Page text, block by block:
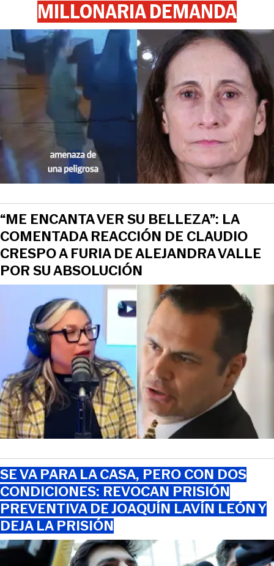
MILLONARIA DEMANDA
“ME ENCANTA VER SU BELLEZA”: LA
COMENTADA REACCIÓN DE CLAUDIO
CRESPO A FURIA DE ALEJANDRA VALLE
POR SU ABSOLUCIÓN
SE VA PARA LA CASA, PERO CON DOS
CONDICIONES: REVOCAN PRISIÓN
PREVENTIVA DE JOAQUÍN LAVÍN LEÓN Y
DEJA LA PRISIÓN